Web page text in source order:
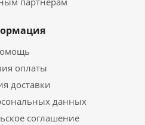
оплаты
доставки
данных
соглашение